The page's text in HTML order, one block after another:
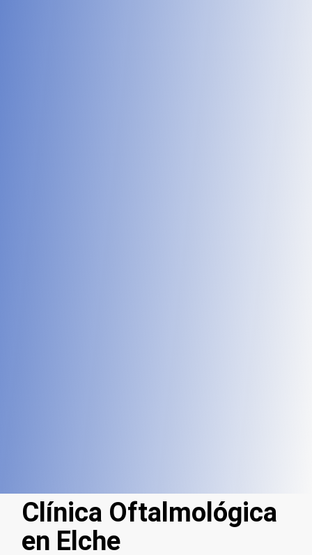
Clínica Oftalmológica
en Elche